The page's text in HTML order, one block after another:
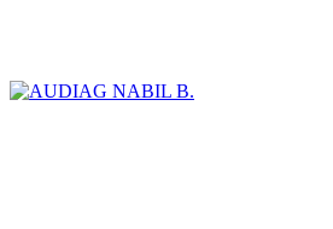
NABIL B.